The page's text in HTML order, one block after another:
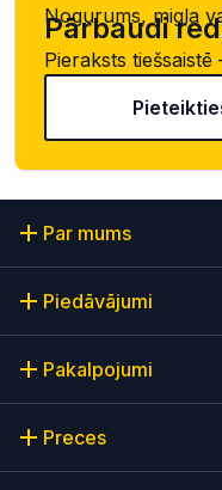
Nogurums, migla
Pārbaudi
Pieraksts
Par mums
Piedāvājumi
Pakalpojumi
Preces